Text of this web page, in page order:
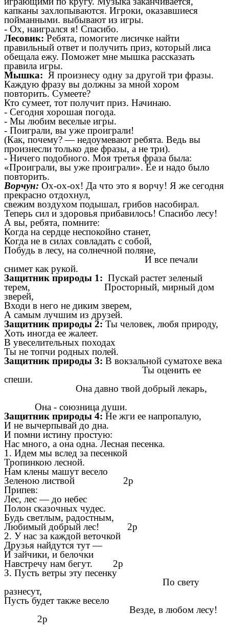
капканы захлопываются. Игроки, оказавшиеся
пойманными. выбывают из игры.
- Ох, наигрался я! Спасибо.
Лесовик: Ребята, помогите лисичке найти
правильный ответ и получить приз, который лиса
обещала ежу. Поможет мне мышка рассказать
правила игры.
Мышка: Я произнесу одну за другой три фразы.
Каждую фразу вы должны за мной хором
повторить. Сумеете?
Кто сумеет, тот получит приз. Начинаю.
- Сегодня хорошая погода.
- Мы любим веселые игры.
- Поиграли, вы уже проиграли!
(Как, почему?—недоумевают ребята. Ведь вы
произнесли только две фразы, а не три).
- Ничего подобного. Моя третья фраза была:
«Проиграли, вы уже проиграли». Ее и надо было
повторить.
Ворчун: Ох-ох-ох! Да что это я ворчу! Я же сегодня
прекрасно отдохнул,
свежим воздухом подышал, грибов насобирал.
Теперь сил и здоровья прибавилось! Спасибо лесу!
А вы, ребята, помните:
Когда на сердце неспокойно станет,
Когда не в силах совладать с собой,
Побудь в лесу, на солнечной поляне,
И все печали
снимет как рукой.
Защитник природы 1: Пускай растет зеленый
терем, Просторный, мирный дом
зверей,
Входи в него не диким зверем,
А самым лучшим из друзей.
Защитник природы 2: Ты человек, любя природу,
Хоть иногда ее жалеет.
В увеселительных походах
Ты не топчи родных полей.
Защитник природы 3: В вокзальной суматохе века
Ты оценить ее
спеши.
Она давно твой добрый лекарь,
Она - союзница души.
Защитник природы 4: Не жги ее напропалую,
И не вычерпывай до дна.
И помни истину простую:
Нас много, а она одна. Лесная песенка.
1. Идем мы вслед за песенкой
Тропинкою лесной.
Нам клены машут весело
Зеленою листвой 2р
Припев:
Лес, лес—до небес
Полон сказочных чудес.
Будь светлым, радостным,
Любимый добрый лес! 2р
2. У нас за каждой веточкой
Друзья найдутся тут—
И зайчики, и белочки
Навстречу нам бегут. 2р
З. Пусть ветры эту песенку
По свету
разнесут,
Пусть будет также весело
Везде, в любом лесу!
2р